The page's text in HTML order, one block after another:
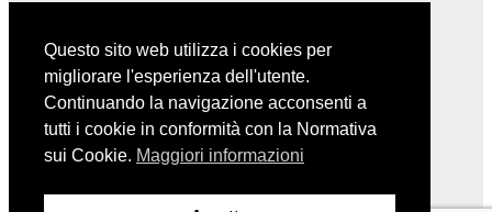
Seguici su…
Facebook
Questo sito web utilizza i cookies per
migliorare l'esperienza dell'utente.
Continuando la navigazione acconsenti a
tutti i cookie in conformità con la Normativa
sui Cookie. Maggiori informazioni